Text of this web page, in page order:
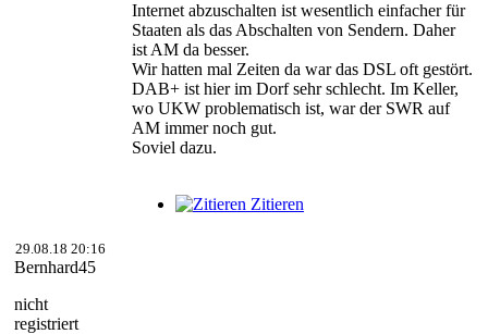
Internet abzuschalten ist wesentlich einfacher für
Staaten als das Abschalten von Sendern. Daher
ist AM da besser.
Wir hatten mal Zeiten da war das DSL oft gestört.
DAB+ ist hier im Dorf sehr schlecht. Im Keller,
wo UKW problematisch ist, war der SWR auf
AM immer noch gut.
Soviel dazu.
Zitieren
29.08.18 20:16
Bernhard45
nicht
registriert